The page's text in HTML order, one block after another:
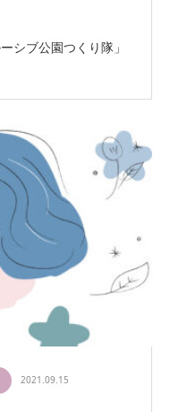
シブ公園つくり隊」
2021.09.15